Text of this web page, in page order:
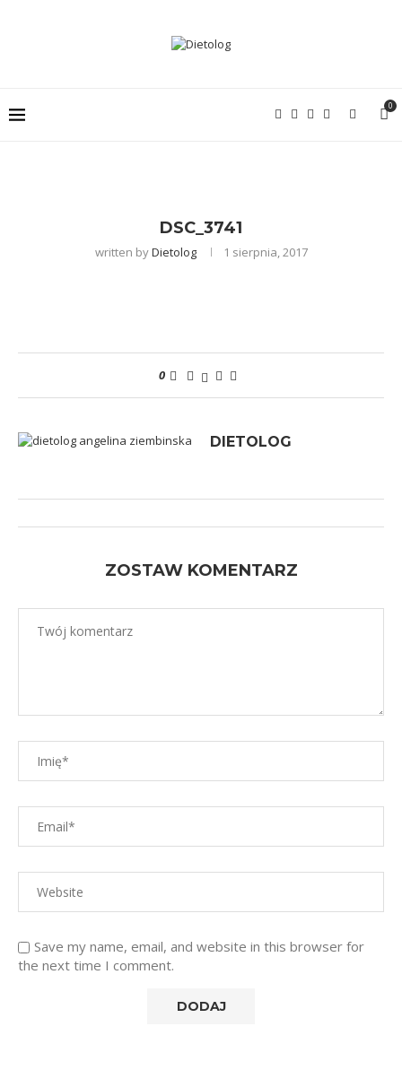
0
DSC_3741
written byDietolog 1 sierpnia, 2017
0
DIETOLOG
ZOSTAW KOMENTARZ
Save my name, email, and website in this browser for
the next time I comment.